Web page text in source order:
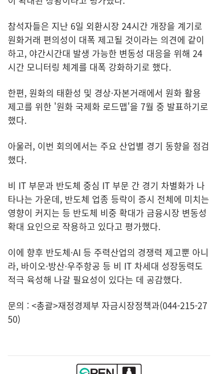
참석자들은 지난 6일 외환시장 24시간 개장을 계기로
원화거래 편의성이 대폭 제고될 것이라는 의견에 같이
하고, 야간시간대 발생 가능한 변동성 대응을 위해 24
시간 모니터링 체계를 대폭 강화하기로 했다.
한편, 원화의 태환성 및 경상·자본거래에서 원화 활용
제고를 위한 '원화 국제화 로드맵'을 7월 중 발표하기로
했다.
아울러, 이번 회의에서는 주요 산업별 경기 동향을 점검
했다.
비 IT 부문과 반도체 중심 IT 부문 간 경기 차별화가 나
타나는 가운데, 반도체 업종 등락이 증시 전체에 미치는
영향이 커지는 등 반도체 비중 확대가 금융시장 변동성
확대 요인으로 작용하고 있다고 평가했다.
이에 향후 반도체·AI 등 주력산업의 경쟁력 제고뿐 아니
라, 바이오·방산·우주항공 등 비 IT 차세대 성장동력도
적극 육성해 나갈 필요성이 있다는 데 공감했다.
문의 : <총괄>재정경제부 자금시장정책과(044-215-27
50)